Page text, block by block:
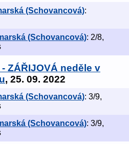
(Schovancová):
(Schovancová): 2/8,
ZÁŘIJOVÁ neděle v
, 25. 09. 2022
(Schovancová): 3/9,
(Schovancová): 3/9,